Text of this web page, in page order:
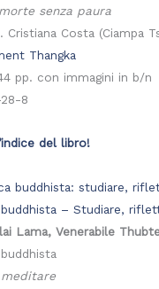
senza paura
Cristiana Costa (Ciampa
Thangka
pp. con immagini in b/n
8
del libro!
– Studiare,
Lama, Venerabile